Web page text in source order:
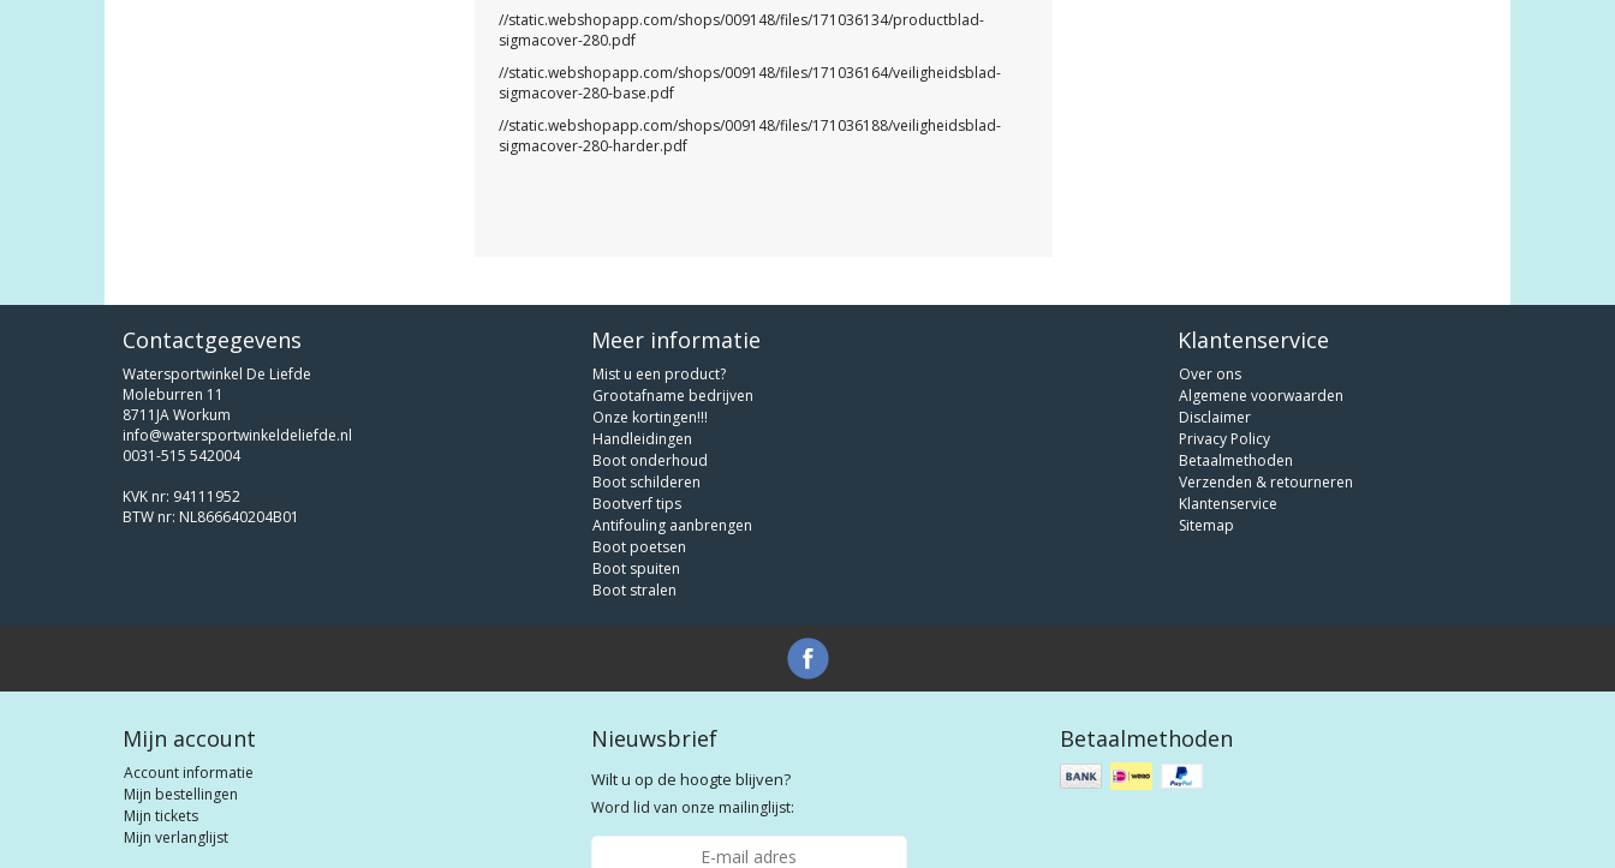
//static.webshopapp.com/shops/009148/files/171036134/productblad-
sigmacover-280.pdf
//static.webshopapp.com/shops/009148/files/171036164/veiligheidsblad-
sigmacover-280-base.pdf
//static.webshopapp.com/shops/009148/files/171036188/veiligheidsblad-
sigmacover-280-harder.pdf
Contactgegevens
Watersportwinkel De Liefde
Moleburren 11
8711JA Workum
info@watersportwinkeldeliefde.nl
0031-515 542004
KVK nr: 94111952
BTW nr: NL866640204B01
Meer informatie
Mist u een product?
Grootafname bedrijven
Onze kortingen!!!
Handleidingen
Boot onderhoud
Boot schilderen
Bootverf tips
Antifouling aanbrengen
Boot poetsen
Boot spuiten
Boot stralen
Klantenservice
Over ons
Algemene voorwaarden
Disclaimer
Privacy Policy
Betaalmethoden
Verzenden & retourneren
Klantenservice
Sitemap
Mijn account
Account informatie
Mijn bestellingen
Mijn tickets
Mijn verlanglijst
Nieuwsbrief
Wilt u op de hoogte blijven?
Word lid van onze mailinglijst:
Betaalmethoden